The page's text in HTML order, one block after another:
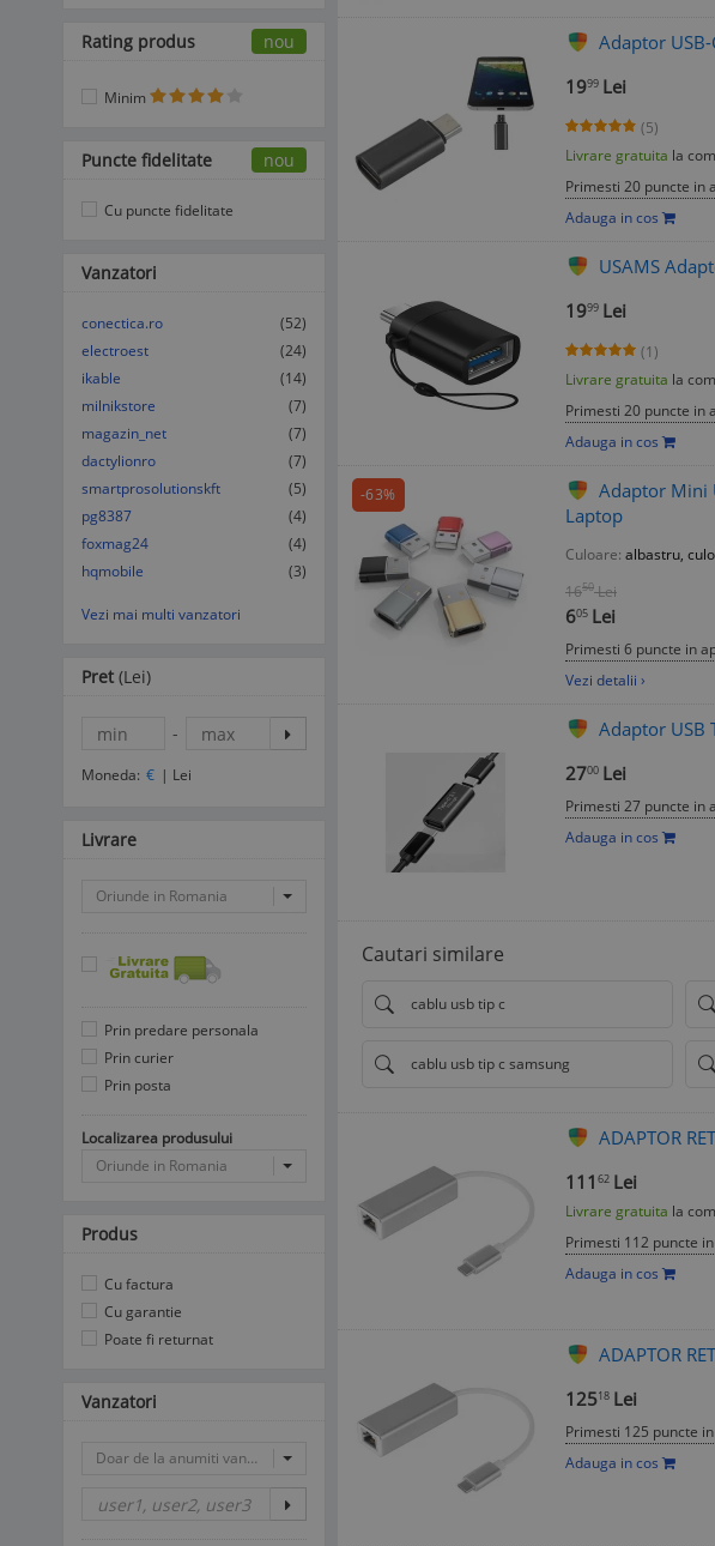
Adaptor USB-
1999 Lei
(5)
Livrare gratuita la
Primesti 20 puncte in
Adauga in cos
USAMS
1999 Lei
(1)
Livrare gratuita la
Primesti 20 puncte in
Adauga in cos
-63%
Adaptor Mini
Laptop
Culoare: albastru,
1650 Lei
605 Lei
Primesti 6 puncte in
Vezi detalii ›
Adaptor USB
2700 Lei
Primesti 27 puncte in
Adauga in cos
Cautari similare
cablu usb tip c
cablu usb tip c samsung
ADAPTOR
111 62 Lei
Livrare gratuita la
Primesti 112 puncte
Adauga in cos
ADAPTOR
12518 Lei
Primesti 125 puncte
Adauga in cos
Rating produs nou
Minim
Puncte fidelitate nou
Cu puncte fidelitate
Vanzatori
conectica.ro
(52)
electroest
(24)
ikable
(14)
milnikstore
(7)
magazin_net
(7)
dactylionro
(7)
smartprosolutionskft
(5)
pg8387
(4)
foxmag24
(4)
hqmobile
(3)
Vezi mai multi vanzatori
Pret (Lei)
-
Moneda: € | Lei
Livrare
Oriunde in Romania
Prin predare personala
Prin curier
Prin posta
Localizarea produsului
Oriunde in Romania
Produs
Cu factura
Cu garantie
Poate fi returnat
Vanzatori
Doar de la anumiti vanzatori